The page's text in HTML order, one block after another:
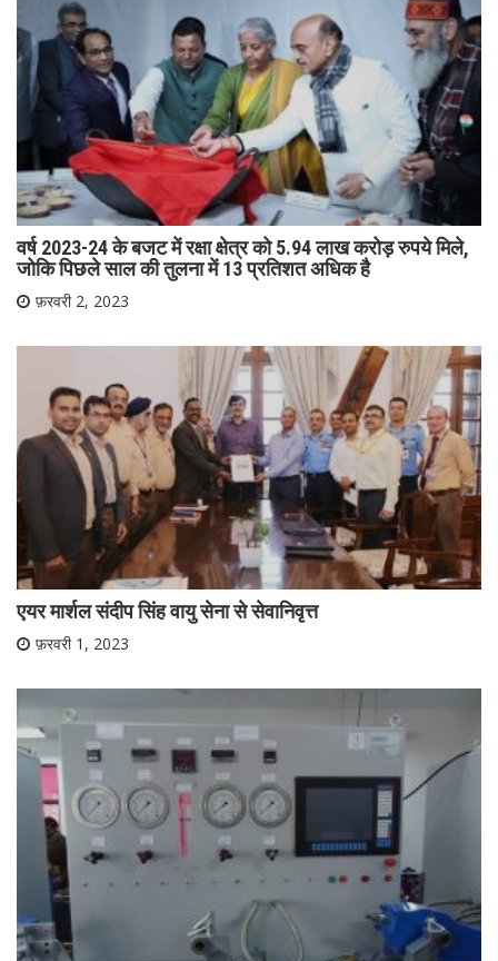
वर्ष 2023-24 के बजट में रक्षा क्षेत्र को 5.94 लाख करोड़ रुपये मिले,
जोकि पिछले साल की तुलना में 13 प्रतिशत अधिक है
फ़रवरी 2, 2023
एयर मार्शल संदीप सिंह वायु सेना से सेवानिवृत्त
फ़रवरी 1, 2023